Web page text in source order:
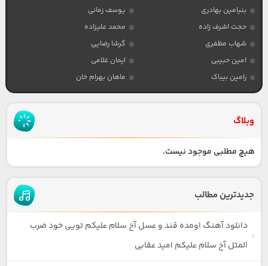
بنیامین بهادری
یوسف زمانی
حجت اشرف زاده
محمد علیزاده
شهاب مظفری
گرشا رضایی
امین حبیبی
ایمان غلامی
رامین بیباک
ماهان بهرام خان
وبلاگ
هیچ مطلبی موجود نیست.
جدیدترین مطالب
دانلود آهنگ اومده قند و عسل آخ سلام علیکم تویی خود ضرب
المثل آخ سلام علیکم امید عقابی